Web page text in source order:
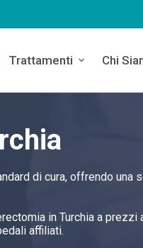
Trattamenti Chi
di cura, offrendo
in Turchia a
affiliati.